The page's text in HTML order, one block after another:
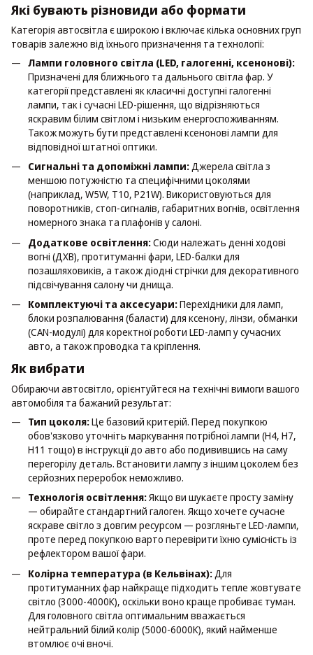
Які бувають різновиди або формати
Категорія автосвітла є широкою і включає кілька основних груп
товарів залежно від їхнього призначення та технології:
Лампи головного світла (LED, галогенні, ксенонові):
Призначені для ближнього та дальнього світла фар. У
категорії представлені як класичні доступні галогенні
лампи, так і сучасні LED-рішення, що відрізняються
яскравим білим світлом і низьким енергоспоживанням.
Також можуть бути представлені ксенонові лампи для
відповідної штатної оптики.
Сигнальні та допоміжні лампи:Джерела світла з
меншою потужністю та специфічними цоколями
(наприклад, W5W, T10, P21W). Використовуються для
поворотників, стоп-сигналів, габаритних вогнів, освітлення
номерного знака та плафонів у салоні.
Додаткове освітлення:Сюди належать денні ходові
вогні (ДХВ), протитуманні фари, LED-балки для
позашляховиків, а також діодні стрічки для декоративного
підсвічування салону чи днища.
Комплектуючі та аксесуари:Перехідники для ламп,
блоки розпалювання (баласти) для ксенону, лінзи, обманки
(CAN-модулі) для коректної роботи LED-ламп у сучасних
авто, а також проводка та кріплення.
Як вибрати
Обираючи автосвітло, орієнтуйтеся на технічні вимоги вашого
автомобіля та бажаний результат:
Тип цоколя:Це базовий критерій. Перед покупкою
обов'язково уточніть маркування потрібної лампи (H4, H7,
H11 тощо) в інструкції до авто або подивившись на саму
перегорілу деталь. Встановити лампу з іншим цоколем без
серйозних переробок неможливо.
Технологія освітлення:Якщо ви шукаєте просту заміну
— обирайте стандартний галоген. Якщо хочете сучасне
яскраве світло з довгим ресурсом — розгляньте LED-лампи,
проте перед покупкою варто перевірити їхню сумісність із
рефлектором вашої фари.
Колірна температура (в Кельвінах): Для
протитуманних фар найкраще підходить тепле жовтувате
світло (3000-4000К), оскільки воно краще пробиває туман.
Для головного світла оптимальним вважається
нейтральний білий колір (5000-6000К), який найменше
втомлює очі вночі.